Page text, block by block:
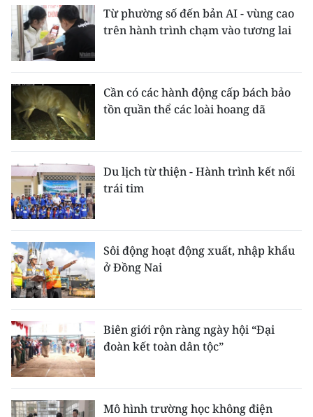
Từ phường số đến bản AI - vùng cao
trên hành trình chạm vào tương lai
Cần có các hành động cấp bách bảo
tồn quần thể các loài hoang dã
Du lịch từ thiện - Hành trình kết nối
trái tim
Sôi động hoạt động xuất, nhập khẩu
ở Đồng Nai
Biên giới rộn ràng ngày hội “Đại
đoàn kết toàn dân tộc”
Mô hình trường học không điện